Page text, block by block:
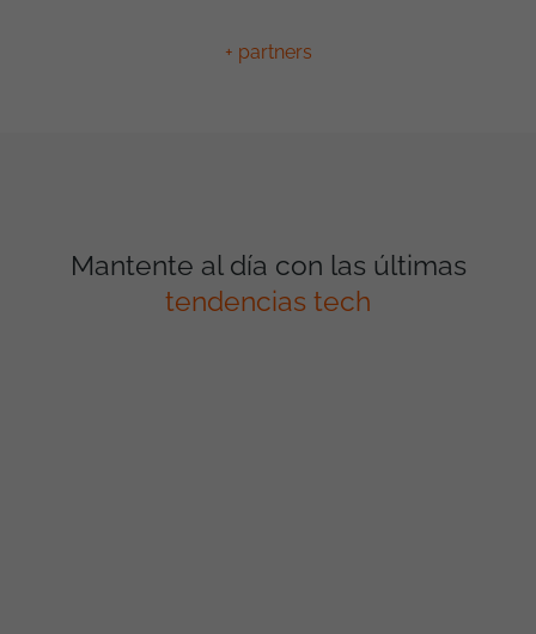
+ partners
Mantente al día con las últimas
tendencias tech